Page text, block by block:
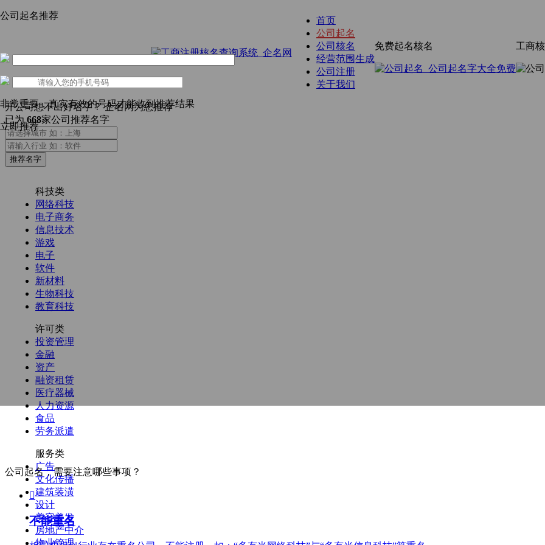
首页
公司起名
公司核名
经营范围生成
公司注册
关于我们
免费起名核名 工商
开公司想不出好名字？企名网为您推荐
已为1837家公司推荐名字
推荐名字
科技类
网络科技
电子商务
信息技术
游戏
电子
软件
新材料
生物科技
教育科技
许可类
投资管理
金融
资产
融资租赁
医疗器械
人力资源
食品
劳务派遣
服务类
广告
文化传播
建筑装潢
设计
美容美发
房地产中介
物业管理
公司起名，需要注意哪些事项？

不能重名
公司起名推荐
非常重要，真实有效的号码才能收到推荐结果
立即推荐